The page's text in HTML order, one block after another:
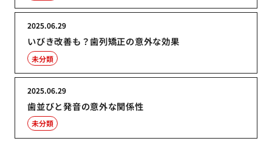
いびき改善も？歯列矯正の意外な効果
2025.06.29
未分類
歯並びと発音の意外な関係性
2025.06.29
未分類